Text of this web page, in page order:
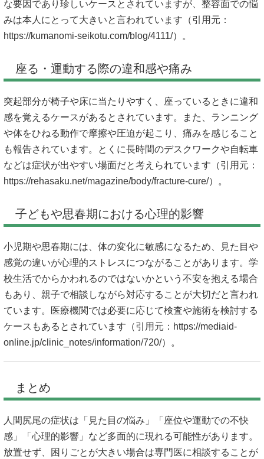
な要因であり珍しいケースとされていますが、整容面での悩
みは本人にとって大きいと言われています（引用元：
https://kumanomi-seikotu.com/blog/4111/）。
座る・運動する際の違和感や痛み
突起部分が椅子や床に当たりやすく、座っているときに違和
感を覚えるケースがあるとされています。また、ランニング
や体をひねる動作で摩擦や圧迫が起こり、痛みを感じること
も報告されています。とくに長時間のデスクワークや自転車
などは症状が出やすい場面だと考えられています（引用元：
https://rehasaku.net/magazine/body/fracture-cure/）。
子どもや思春期における心理的影響
小児期や思春期には、体の変化に敏感になるため、見た目や
感覚の違いが心理的ストレスにつながることがあります。学
校生活でからかわれるのではないかという不安を抱える場合
もあり、親子で相談しながら対応することが大切だと言われ
ています。医療機関では必要に応じて検査や施術を検討する
ケースもあるとされています（引用元： https://mediaid-
online.jp/clinic_notes/information/720/）。
まとめ
人間尻尾の症状は「見た目の悩み」「座位や運動での不快
感」「心理的影響」など多面的に現れる可能性があります。
放置せず、困りごとが大きい場合は専門医に相談することが